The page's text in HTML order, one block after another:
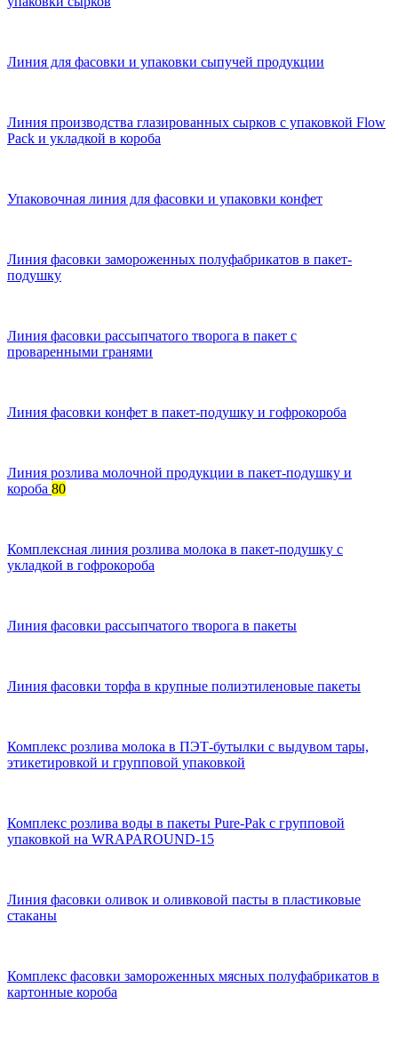
Линия для фасовки и упаковки сыпучей продукции
Линия производства глазированных сырков с упаковкой Flow
Pack и укладкой в короба
Упаковочная линия для фасовки и упаковки конфет
Линия фасовки замороженных полуфабрикатов в пакет-
подушку
Линия фасовки рассыпчатого творога в пакет с
проваренными гранями
Линия фасовки конфет в пакет-подушку и гофрокороба
Линия розлива молочной продукции в пакет-подушку и
короба 80
Комплексная линия розлива молока в пакет-подушку с
укладкой в гофрокороба
Линия фасовки рассыпчатого творога в пакеты
Линия фасовки торфа в крупные полиэтиленовые пакеты
Комплекс розлива молока в ПЭТ-бутылки с выдувом тары,
этикетировкой и групповой упаковкой
Комплекс розлива воды в пакеты Pure-Pak с групповой
упаковкой на WRAPAROUND-15
Линия фасовки оливок и оливковой пасты в пластиковые
стаканы
Комплекс фасовки замороженных мясных полуфабрикатов в
картонные короба